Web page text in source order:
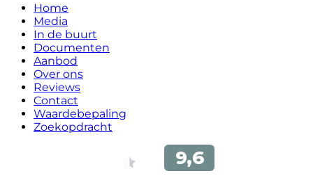
Home
Media
In de buurt
Documenten
Aanbod
Over ons
Reviews
Contact
Waardebepaling
Zoekopdracht